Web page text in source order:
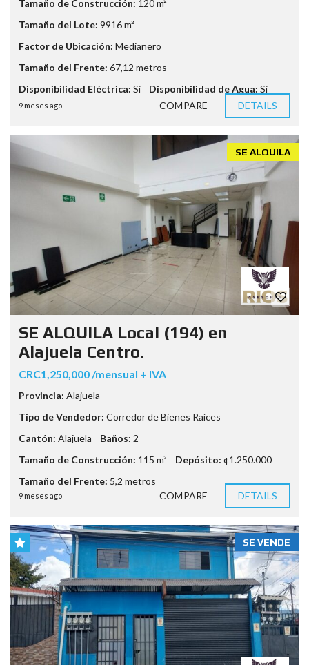
Tamaño de Construcción: 120 m²
Tamaño del Lote: 9916 m²
Factor de Ubicación: Medianero
Tamaño del Frente: 67,12 metros
Disponibilidad Eléctrica: Si Disponibilidad de Agua: Si
9 meses ago COMPARE DETAILS
SE ALQUILA
SE ALQUILA Local (194) en
Alajuela Centro.
CRC1,250,000 /mensual + IVA
Provincia: Alajuela
Tipo de Vendedor: Corredor de Bienes Raíces
Cantón: Alajuela Baños: 2
Tamaño de Construcción: 115 m² Depósito: ¢1.250.000
Tamaño del Frente: 5,2 metros
9 meses ago COMPARE DETAILS
SE VENDE